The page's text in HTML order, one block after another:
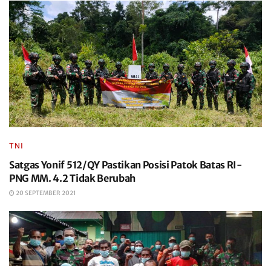
TNI
Satgas Yonif 512/QY Pastikan Posisi Patok Batas RI-
PNG MM. 4.2 Tidak Berubah
20 SEPTEMBER 2021